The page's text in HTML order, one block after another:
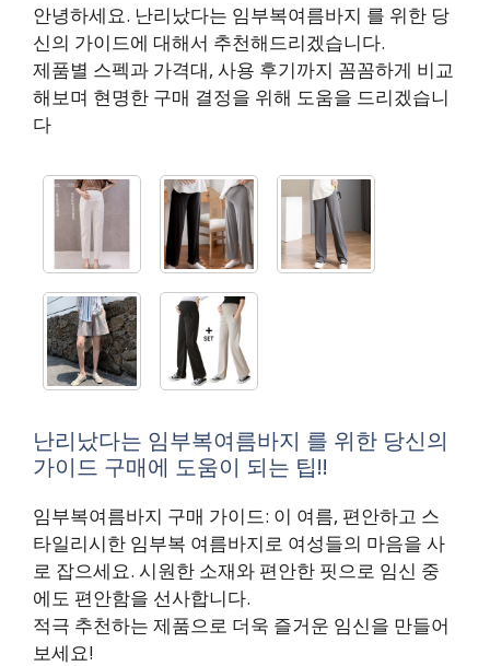
안녕하세요. 난리났다는 임부복여름바지 를 위한 당
신의 가이드에 대해서 추천해드리겠습니다.
제품별 스펙과 가격대, 사용 후기까지 꼼꼼하게 비교
해보며 현명한 구매 결정을 위해 도움을 드리겠습니
다
난리났다는 임부복여름바지 를 위한 당신의
가이드 구매에 도움이 되는 팁!!
임부복여름바지 구매 가이드: 이 여름, 편안하고 스
타일리시한 임부복 여름바지로 여성들의 마음을 사
로 잡으세요. 시원한 소재와 편안한 핏으로 임신 중
에도 편안함을 선사합니다.
적극 추천하는 제품으로 더욱 즐거운 임신을 만들어
보세요!